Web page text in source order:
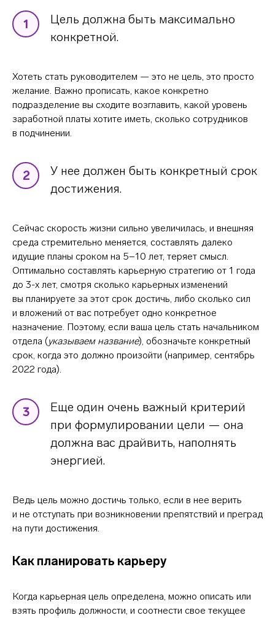
1
Цель должна быть максимально
конкретной.
Хотеть стать руководителем — это не цель, это просто
желание. Важно прописать, какое конкретно
подразделение вы сходите возглавить, какой уровень
заработной платы хотите иметь, сколько сотрудников
в подчинении.
2
У нее должен быть конкретный срок
достижения.
Сейчас скорость жизни сильно увеличилась, и внешняя
среда стремительно меняется, составлять далеко
идущие планы сроком на 5−10 лет, теряет смысл.
Оптимально составлять карьерную стратегию от 1 года
до 3-х лет, смотря сколько карьерных изменений
вы планируете за этот срок достичь, либо сколько сил
и вложений от вас потребует одно конкретное
назначение. Поэтому, если ваша цель стать начальником
отдела (указываем название), обозначьте конкретный
срок, когда это должно произойти (например, сентябрь
2022 года).
3
Еще один очень важный критерий
при формулировании цели — она
должна вас драйвить, наполнять
энергией.
Ведь цель можно достичь только, если в нее верить
и не отступать при возникновении препятствий и преград
на пути достижения.
Как планировать карьеру
Когда карьерная цель определена, можно описать или
взять профиль должности, и соотнести свое текущее